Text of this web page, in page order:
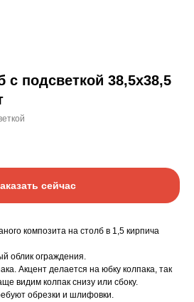
с подсветкой 38,5х38,5
сейчас
композита на столб в 1,5 кирпича
облик ограждения.
Акцент делается на юбку колпака, так
видим колпак снизу или сбоку.
обрезки и шлифовки.